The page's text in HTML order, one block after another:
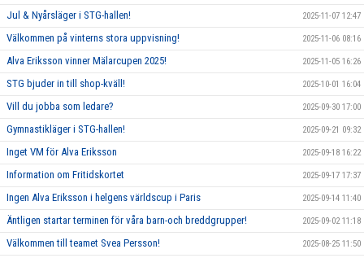
Jul & Nyårsläger i STG-hallen! 2025-11-07 12:47
Välkommen på vinterns stora uppvisning! 2025-11-06 08:16
Alva Eriksson vinner Mälarcupen 2025! 2025-11-05 16:26
STG bjuder in till shop-kväll! 2025-10-01 16:04
Vill du jobba som ledare? 2025-09-30 17:00
Gymnastikläger i STG-hallen! 2025-09-21 09:32
Inget VM för Alva Eriksson 2025-09-18 16:22
Information om Fritidskortet 2025-09-17 17:37
Ingen Alva Eriksson i helgens världscup i Paris 2025-09-14 11:40
Äntligen startar terminen för våra barn-och breddgrupper! 2025-09-02 11:18
Välkommen till teamet Svea Persson! 2025-08-25 11:50